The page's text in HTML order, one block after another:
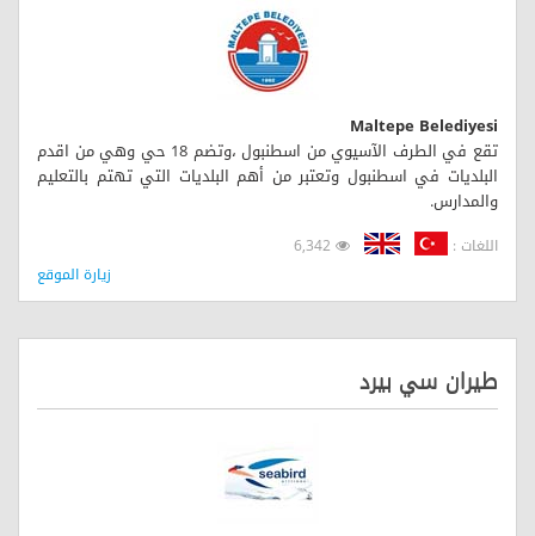
Maltepe Belediyesi
تقع في الطرف الآسيوي من اسطنبول ،وتضم 18 حي وهي من اقدم
البلديات في اسطنبول وتعتبر من أهم البلديات التي تهتم بالتعليم
والمدارس.
اللغات :
زيارة الموقع
طيران سي بيرد